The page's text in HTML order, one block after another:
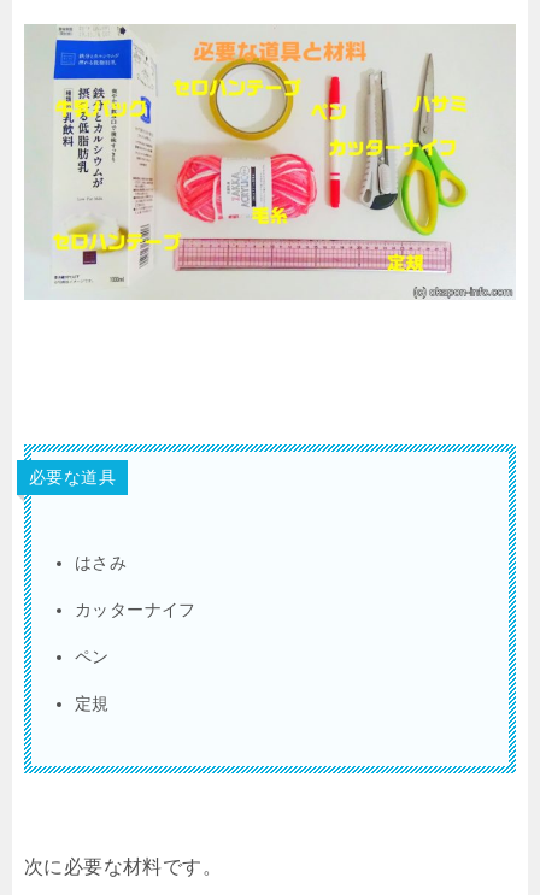
必要な道具
はさみ
カッターナイフ
ペン
定規
次に必要な材料です。